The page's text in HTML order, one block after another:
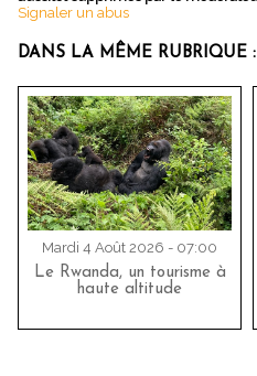
Signaler un abus
DANS LA MÊME RUBRIQUE :
Mardi 4 Août 2026 - 07:00
Le Rwanda, un tourisme à
haute altitude